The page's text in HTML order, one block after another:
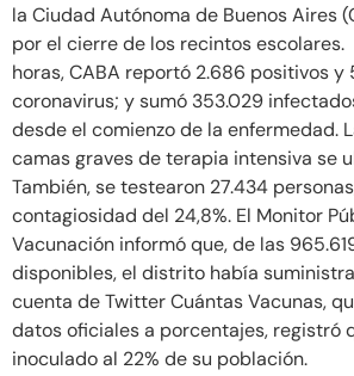
la Ciudad Autónoma de Buenos Aires
por el cierre de los recintos escolares.
horas, CABA reportó 2.686 positivos
coronavirus; y sumó 353.029
desde el comienzo de la enfermedad.
camas graves de terapia intensiva se
También, se testearon 27.434
contagiosidad del 24,8%. El Monitor
Vacunación informó que, de las
disponibles, el distrito había
cuenta de Twitter Cuántas Vacunas,
datos oficiales a porcentajes, registró
inoculado al 22% de su población.